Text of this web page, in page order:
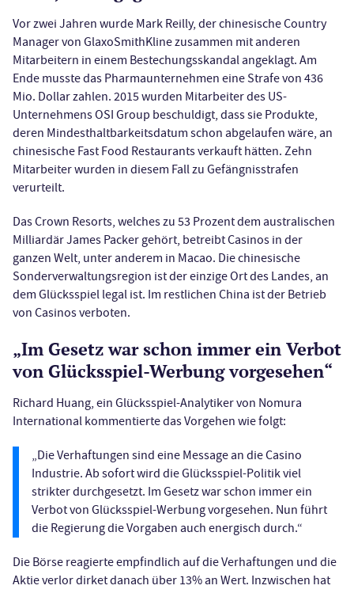
Vor zwei Jahren wurde Mark Reilly, der chinesische Country
Manager von GlaxoSmithKline zusammen mit anderen
Mitarbeitern in einem Bestechungsskandal angeklagt. Am
Ende musste das Pharmaunternehmen eine Strafe von 436
Mio. Dollar zahlen. 2015 wurden Mitarbeiter des US-
Unternehmens OSI Group beschuldigt, dass sie Produkte,
deren Mindesthaltbarkeitsdatum schon abgelaufen wäre, an
chinesische Fast Food Restaurants verkauft hätten. Zehn
Mitarbeiter wurden in diesem Fall zu Gefängnisstrafen
verurteilt.
Das Crown Resorts, welches zu 53 Prozent dem australischen
Milliardär James Packer gehört, betreibt Casinos in der
ganzen Welt, unter anderem in Macao. Die chinesische
Sonderverwaltungsregion ist der einzige Ort des Landes, an
dem Glücksspiel legal ist. Im restlichen China ist der Betrieb
von Casinos verboten.
„Im Gesetz war schon immer ein Verbot
von Glücksspiel-Werbung vorgesehen“
Richard Huang, ein Glücksspiel-Analytiker von Nomura
International kommentierte das Vorgehen wie folgt:
„Die Verhaftungen sind eine Message an die Casino
Industrie. Ab sofort wird die Glücksspiel-Politik viel
strikter durchgesetzt. Im Gesetz war schon immer ein
Verbot von Glücksspiel-Werbung vorgesehen. Nun führt
die Regierung die Vorgaben auch energisch durch.“
Die Börse reagierte empfindlich auf die Verhaftungen und die
Aktie verlor dirket danach über 13% an Wert. Inzwischen hat